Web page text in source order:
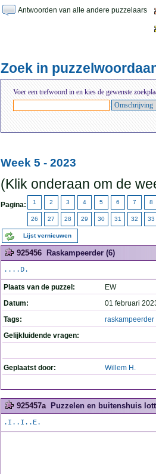
Antwoorden van alle andere puzzelaars
Zoek in
Voer een trefwoord in en kies de gewenste
Week 5 - 2023
(Klik onderaan om de
Pagina: 1 2 3 4 5 6 7 8
26 27 28 29 30 31 32 33
Lijst vernieuwen
925456 Raskampeerder (6)
....D.
Plaats van de puzzel:
EW
Datum:
01 februari
Tags:
raskampeerder
Gelijkluidende vragen:
Geplaatst door: Willem H.
925457a Puzzelen en buitenshuis
.I..I..E.